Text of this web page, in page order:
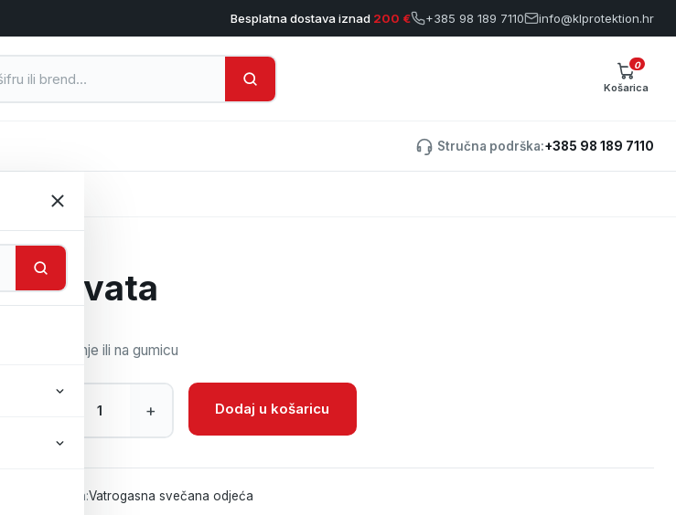
Besplatna dostava iznad 200 € +385 98 189 7110 info@klprotektion.hr
Košarica
0
Stručna podrška:+385 98 189 7110
Kravata
Na vezanje ili na gumicu
Kravata količina
+ Dodaj u košaricu
Kategorija:Vatrogasna svečana odjeća